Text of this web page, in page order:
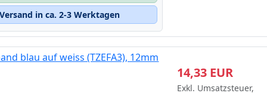
in ca. 2-3 Werktagen
blau auf weiss (TZEFA3), 12mm
14,33 EUR
Exkl. Umsatzsteuer,